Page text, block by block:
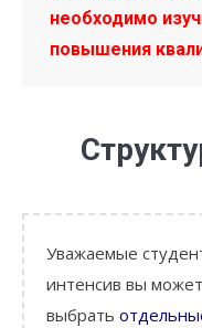
необходимо
повышения
Уважаемые
интенсив вы
выбрать